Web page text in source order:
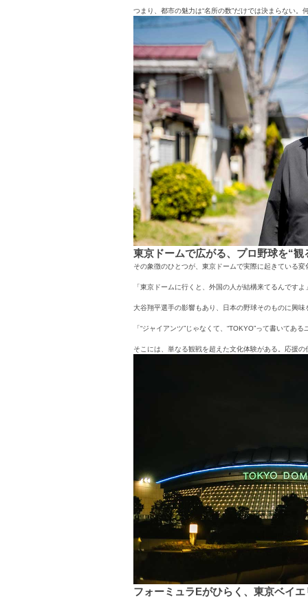
つまり、都市の魅力は“名所の数”だけでは決まらない
東京ドームで広がる、プロ野球を“観
その象徴のひとつが、東京ドームで実際に起きている変
「東京ドームに行くと、外国の人が結構来てるんですよ
大谷翔平選手の影響もあり、日本の野球そのものに興
「“ジャイアンツ”じゃなくて、“TOKYO”って書いて
そこには、単なる観戦を超えた文化体験がある。応援
フォーミュラEがひらく、東京ベイ